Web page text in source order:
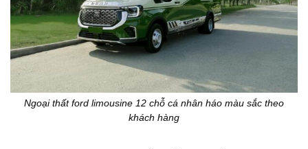
Ngoại thất ford limousine 12 chỗ cá nhân háo màu sắc theo
khách hàng